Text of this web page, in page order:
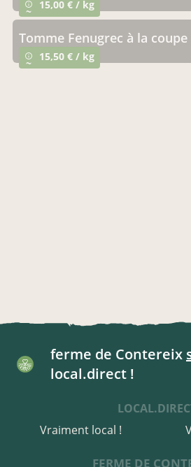
info_outline
~ 15,00 € / kg
Tomme Fenugrec à la coupe
info_outline
~ 15,50 € / kg
ferme de Contereix
local.direct !
Vraiment local !
FERME DE